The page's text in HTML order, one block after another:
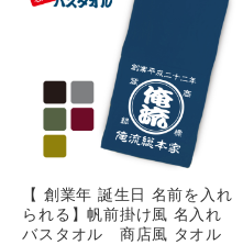
【 創業年 誕生日 名前を入れ
られる】帆前掛け風 名入れ
バスタオル 商店風 タオル